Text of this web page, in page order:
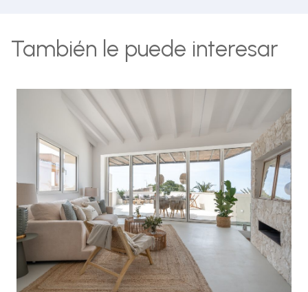
También le puede interesar